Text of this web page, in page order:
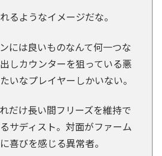
るようなイメージだな。
には良いものなんて何一つな
しカウンターを狙っている悪
いなプレイヤーしかいない。
だけ長い間フリーズを維持で
サディスト。対面がファーム
喜びを感じる異常者。